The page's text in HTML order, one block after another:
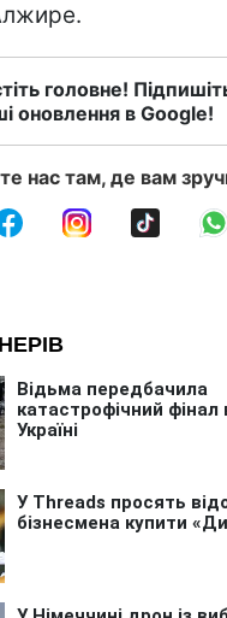
головне!
оновлення в Google!
нас там, де вам